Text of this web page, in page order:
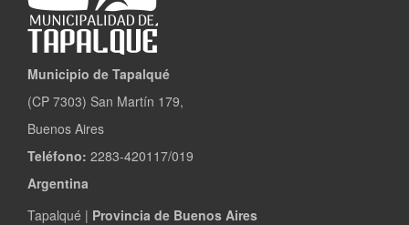
Municipio de Tapalqué
(CP 7303) San Martín 179,
Buenos Aires
Teléfono: 2283-420117/019
Argentina
Tapalqué | Provincia de Buenos Aires